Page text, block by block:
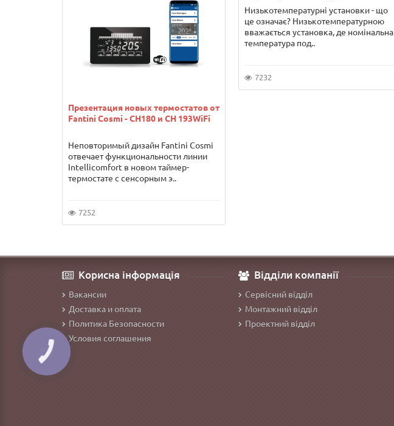
Презентация новых термостатов от
Fantini Cosmi - CH180 и CH 193WiFi
Неповторимый дизайн Fantini Cosmi
отвечает функциональности линии
Intellicomfort в новом таймер-
термостате с сенсорным э..
7252
Низькотемпературні установки - що
це означає? Низькотемпературною
вважається установка, де номінальна
температура под..
7232
Корисна інформація
Вакансии
Доставка и оплата
Политика Безопасности
Условия соглашения
Відділи компанії
Сервісний відділ
Монтажний відділ
Проектний відділ
КНОПКА
ЗВ'ЯЗКУ